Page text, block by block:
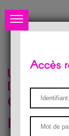
Université
Centre
Accès